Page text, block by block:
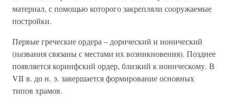
материал, с помощью которого закрепляли сооружаемые
постройки.
Первые греческие ордера – дорический и ионический
(названия связаны с местами их возникновения). Позднее
появляется коринфский ордер, близкий к ионическому. В
VII в. до н. э. завершается формирование основных
типов храмов.